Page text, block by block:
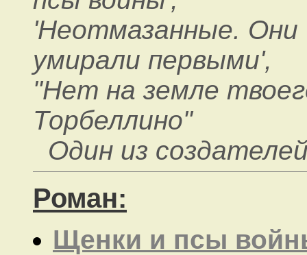
'Неотмазанные. Они
умирали первыми',
"Нет на земле
Торбеллино"
Один из
Роман:
Щенки и псы